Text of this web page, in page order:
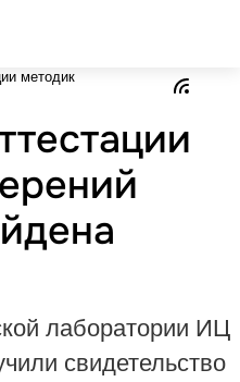
методик
лаборатории ИЦ
свидетельство